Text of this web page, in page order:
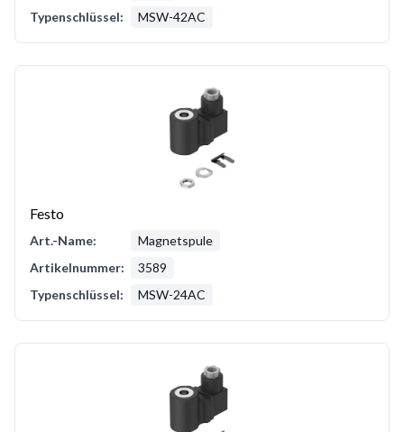
Typenschlüssel:
MSW-42AC
Festo
Art.-Name:
Magnetspule
Artikelnummer:
3589
Typenschlüssel:
MSW-24AC